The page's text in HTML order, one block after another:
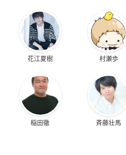
花江夏樹 村瀬歩
稲田徹 斉藤壮馬